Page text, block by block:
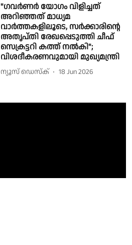
"ഗവർണർ യോഗം വിളിച്ചത്
അറിഞ്ഞത് മാധ്യമ
വാർത്തകളിലൂടെ, സർക്കാരിൻ്റെ
അതൃപ്തി രേഖപ്പെടുത്തി ചീഫ്
സെക്രട്ടറി കത്ത് നൽകി";
വിശദീകരണവുമായി മുഖ്യമന്ത്രി
ന്യൂസ് ഡെസ്ക് 18 Jun 2026